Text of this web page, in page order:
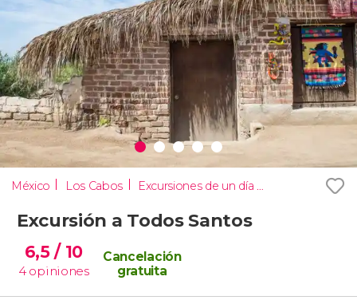
México Los Cabos Excursiones de un día desde Los Cabos
Excursión a Todos Santos
6,5/ 10
4 opiniones
Cancelación
gratuita